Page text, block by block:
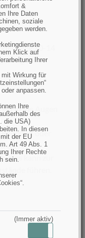
&
Ihre Daten
soziale
werden.
Klick auf
Ihrer
Wirkung für
anpassen.
Ihre
des
die USA)
In diesen
der EU
Art 49 Abs. 1
Ihrer Rechte
sein.
(Immer aktiv)
Weg 10-14
in die Augen
oder
dies kann zur
wenn das
Zweck